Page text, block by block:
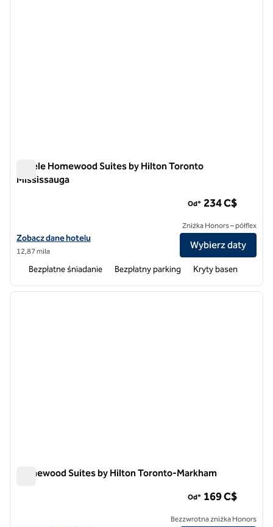
Hotele Homewood Suites by Hilton Toronto
Mississauga
Zobacz szczegóły hotelu Homewood Suites by Hilton Toronto
Zobacz dane hotelu
12,87 mila
Od* 234 C$
Zniżka Honors – półflex
Wybierz daty
Bezpłatne śniadanie Bezpłatny parking Kryty basen
1 z 12
Homewood Suites by Hilton Toronto-Markham
Od* 169 C$
Bezzwrotna zniżka Honors